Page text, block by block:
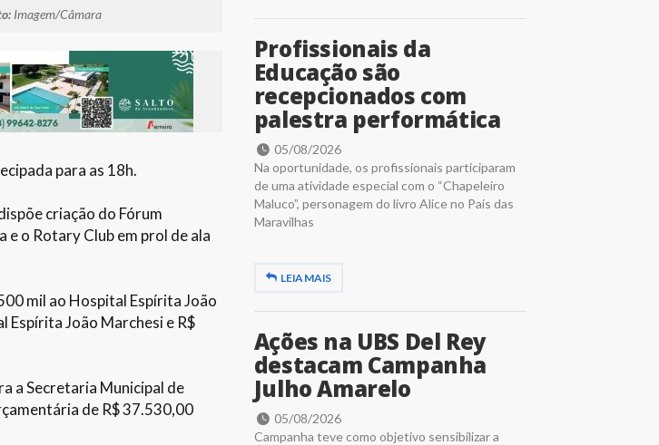
Imagem/Câmara
para as 18h.
criação do Fórum
o Rotary Club em prol de ala
mil ao Hospital Espírita João
Espírita João Marchesi e R$
a Secretaria Municipal de
de R$ 37.530,00
Profissionais da
Educação são
recepcionados com
palestra performática
05/08/2026
Na oportunidade, os profissionais participaram
de uma atividade especial com o “Chapeleiro
Maluco”, personagem do livro Alice no País das
Maravilhas
LEIA MAIS
Ações na UBS Del Rey
destacam Campanha
Julho Amarelo
05/08/2026
Campanha teve como objetivo sensibilizar a